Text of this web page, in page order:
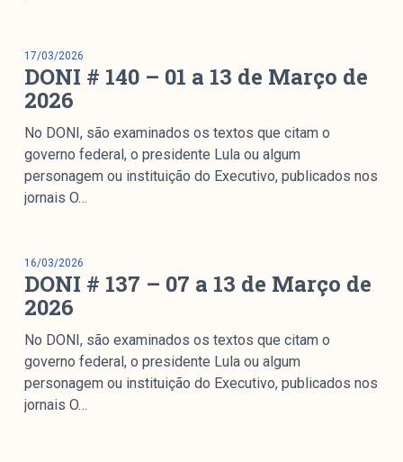
17/03/2026
DONI # 140 – 01 a 13 de Março de
2026
No DONI, são examinados os textos que citam o
governo federal, o presidente Lula ou algum
personagem ou instituição do Executivo, publicados nos
jornais O…
16/03/2026
DONI # 137 – 07 a 13 de Março de
2026
No DONI, são examinados os textos que citam o
governo federal, o presidente Lula ou algum
personagem ou instituição do Executivo, publicados nos
jornais O…